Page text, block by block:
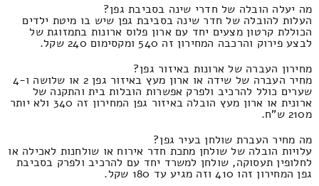
מה יעלה הובלה של חדרי שינה בסביבת גפן?
העלות להובלה של חדר שינה בסביבת גפן שיש בו מיטת ילדים
הכוללת קרטון מצעים יחד עם ארון פלוס ארונות בתמזוגת של
לבצע פירוק והרכבה המחירון זה 540 ומקסימום 240 שקל.
מחירון העברה של ארונות באיזור גפן?
מחיר העברה של שידה או ארון מעץ באיזור גפן 2 או שלושה ו-4
שערים כולל להרכיב ולפרק אפשרות הובלות בית והתקנה של
ארונית או ארון מעץ הובלה באיזור גפן המחירון זה 340 ולא יותר
מ210 ש"ח.
מה מחיר העברת שולחן בעיר גפן?
עלויות הובלה של שולחן מתכת חדר אירוח או שולחנות לאכילה או
לחלופין תעסוקה, שולחן למשרד יחד עם להרכיב ולפרק בסביבת
גפן המחירון זהו 410 וזה מגיע עד 180 שקל.